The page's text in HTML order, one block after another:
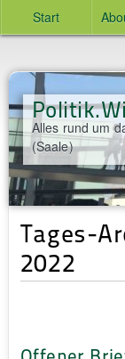
Start
Alles rund um
(Saale)
Tages-
2022